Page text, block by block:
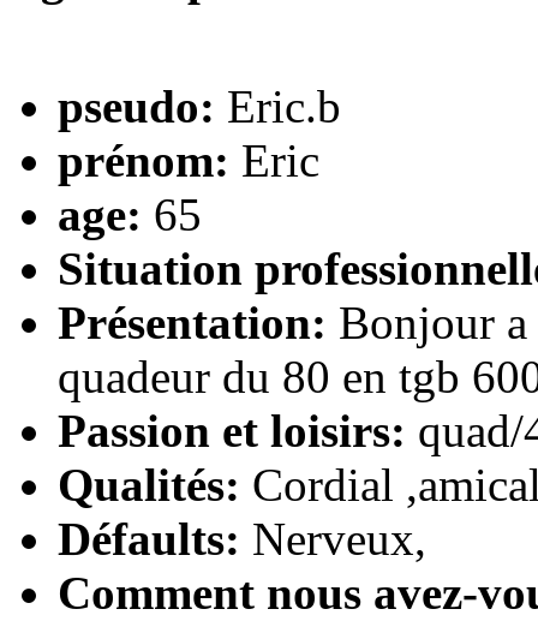
pseudo: Eric.b
prénom: Eric
age: 65
Situation
Présentation: Bonjour a
quadeur du 80 en tgb
Passion et loisirs: quad/
Qualités: Cordial
Défaults: Nerveux,
Comment nous avez-